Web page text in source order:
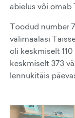
abielus või omab
Toodud number
välimaalasi
oli keskmiselt
keskmiselt 373
lennukitäis